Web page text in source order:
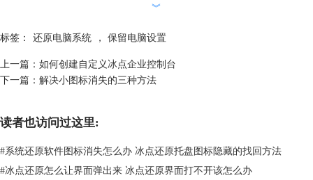
媒体通常在 DVD 光盘或拇指驱动器上。 如果发生此状况，你需要的内容
︾
标签： 还原电脑系统 ， 保留电脑设置
上一篇： 如何创建自定义冰点企业控制台
下一篇： 解决小图标消失的三种方法
读者也访问过这里:
#系统还原软件图标消失怎么办 冰点还原托盘图标隐藏的找回方法
#冰点还原怎么让界面弹出来 冰点还原界面打不开该怎么办